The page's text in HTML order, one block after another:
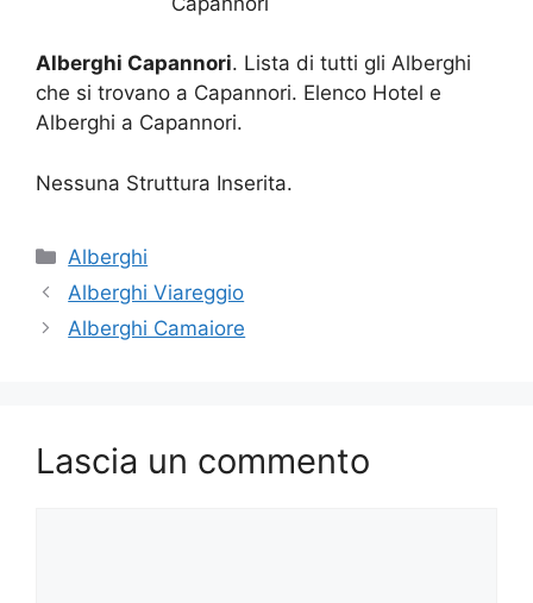
Alberghi Capannori. Lista di tutti gli Alberghi
che si trovano a Capannori. Elenco Hotel e
Alberghi a Capannori.
Nessuna Struttura Inserita.
Categorie
Alberghi
Alberghi Viareggio
Alberghi Camaiore
Lascia un commento